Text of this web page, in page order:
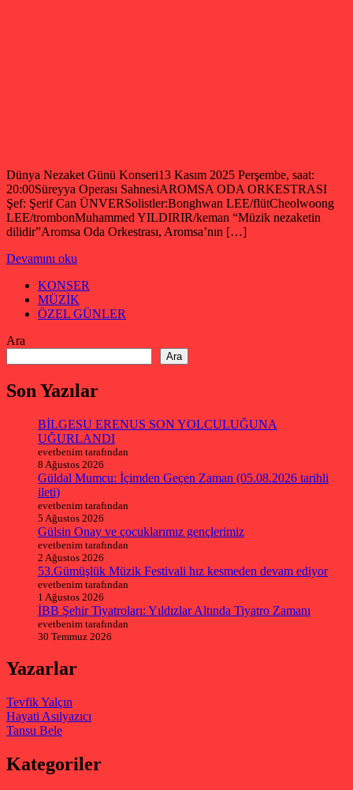
Dünya Nezaket Günü Konseri13 Kasım 2025 Perşembe, saat:
20:00Süreyya Operası SahnesiAROMSA ODA ORKESTRASI
Şef: Şerif Can ÜNVERSolistler:Bonghwan LEE/flütCheolwoong
LEE/trombonMuhammed YILDIRIR/keman “Müzik nezaketin
dilidir”Aromsa Oda Orkestrası, Aromsa’nın […]
Devamını oku
KONSER
MÜZİK
ÖZEL GÜNLER
Ara
Ara
Son Yazılar
BİLGESU ERENUS SON YOLCULUĞUNA
UĞURLANDI
evetbenim tarafından
8 Ağustos 2026
Güldal Mumcu: İçimden Geçen Zaman (05.08.2026 tarihli
ileti)
evetbenim tarafından
5 Ağustos 2026
Gülsin Onay ve çocuklarımız gençlerimiz
evetbenim tarafından
2 Ağustos 2026
53.Gümüşlük Müzik Festivali hız kesmeden devam ediyor
evetbenim tarafından
1 Ağustos 2026
İBB Şehir Tiyatroları: Yıldızlar Altında Tiyatro Zamanı
evetbenim tarafından
30 Temmuz 2026
Yazarlar
Tevfik Yalçın
Hayati Asılyazıcı
Tansu Bele
Kategoriler